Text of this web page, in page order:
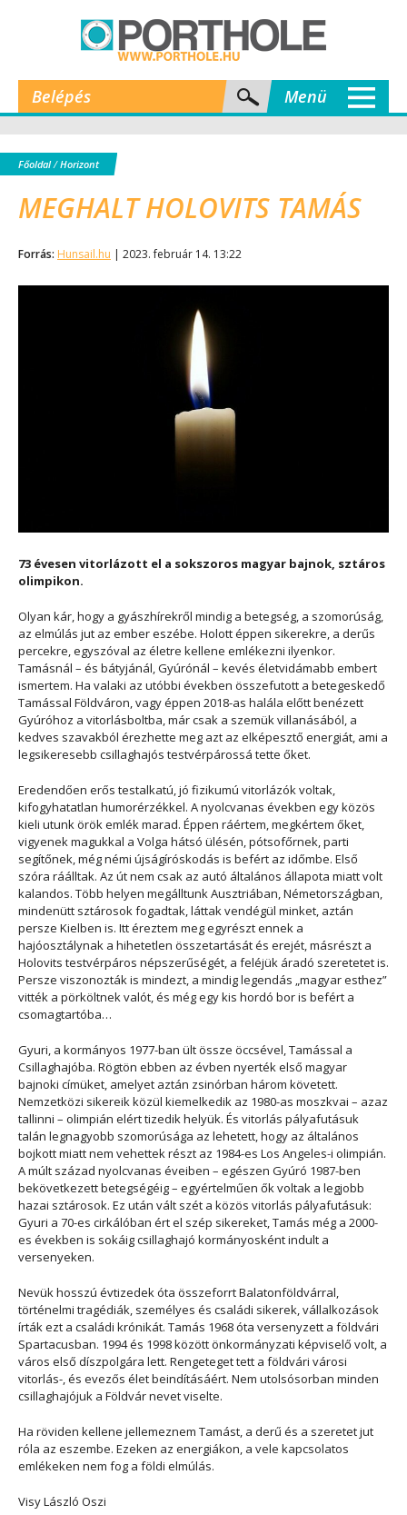
Belépés Menü
Főoldal/Horizont
MEGHALT HOLOVITS TAMÁS
Forrás: Hunsail.hu | 2023. február 14. 13:22
73 évesen vitorlázott el a sokszoros magyar bajnok, sztáros
olimpikon.
Olyan kár, hogy a gyászhírekről mindig a betegség, a szomorúság,
az elmúlás jut az ember eszébe. Holott éppen sikerekre, a derűs
percekre, egyszóval az életre kellene emlékezni ilyenkor.
Tamásnál – és bátyjánál, Gyúrónál – kevés életvidámabb embert
ismertem. Ha valaki az utóbbi években összefutott a betegeskedő
Tamással Földváron, vagy éppen 2018-as halála előtt benézett
Gyúróhoz a vitorlásboltba, már csak a szemük villanásából, a
kedves szavakból érezhette meg azt az elképesztő energiát, ami a
legsikeresebb csillaghajós testvérpárossá tette őket.
Eredendően erős testalkatú, jó fizikumú vitorlázók voltak,
kifogyhatatlan humorérzékkel. A nyolcvanas években egy közös
kieli utunk örök emlék marad. Éppen ráértem, megkértem őket,
vigyenek magukkal a Volga hátsó ülésén, pótsofőrnek, parti
segítőnek, még némi újságíróskodás is befért az időmbe. Első
szóra ráálltak. Az út nem csak az autó általános állapota miatt volt
kalandos. Több helyen megálltunk Ausztriában, Németországban,
mindenütt sztárosok fogadtak, láttak vendégül minket, aztán
persze Kielben is. Itt éreztem meg egyrészt ennek a
hajóosztálynak a hihetetlen összetartását és erejét, másrészt a
Holovits testvérpáros népszerűségét, a feléjük áradó szeretetet is.
Persze viszonozták is mindezt, a mindig legendás „magyar esthez”
vitték a pörköltnek valót, és még egy kis hordó bor is befért a
csomagtartóba…
Gyuri, a kormányos 1977-ban ült össze öccsével, Tamással a
Csillaghajóba. Rögtön ebben az évben nyerték első magyar
bajnoki címüket, amelyet aztán zsinórban három követett.
Nemzetközi sikereik közül kiemelkedik az 1980-as moszkvai – azaz
tallinni – olimpián elért tizedik helyük. És vitorlás pályafutásuk
talán legnagyobb szomorúsága az lehetett, hogy az általános
bojkott miatt nem vehettek részt az 1984-es Los Angeles-i olimpián.
A múlt század nyolcvanas éveiben – egészen Gyúró 1987-ben
bekövetkezett betegségéig – egyértelműen ők voltak a legjobb
hazai sztárosok. Ez után vált szét a közös vitorlás pályafutásuk:
Gyuri a 70-es cirkálóban ért el szép sikereket, Tamás még a 2000-
es években is sokáig csillaghajó kormányosként indult a
versenyeken.
Nevük hosszú évtizedek óta összeforrt Balatonföldvárral,
történelmi tragédiák, személyes és családi sikerek, vállalkozások
írták ezt a családi krónikát. Tamás 1968 óta versenyzett a földvári
Spartacusban. 1994 és 1998 között önkormányzati képviselő volt, a
város első díszpolgára lett. Rengeteget tett a földvári városi
vitorlás-, és evezős élet beindításáért. Nem utolsósorban minden
csillaghajójuk a Földvár nevet viselte.
Ha röviden kellene jellemeznem Tamást, a derű és a szeretet jut
róla az eszembe. Ezeken az energiákon, a vele kapcsolatos
emlékeken nem fog a földi elmúlás.
Visy László Oszi